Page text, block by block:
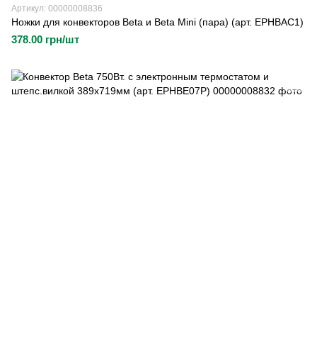
Артикул: 00000008836
Ножки для конвекторов Beta и Beta Mini (пара) (арт. EPHBAC1)
378.00 грн/шт